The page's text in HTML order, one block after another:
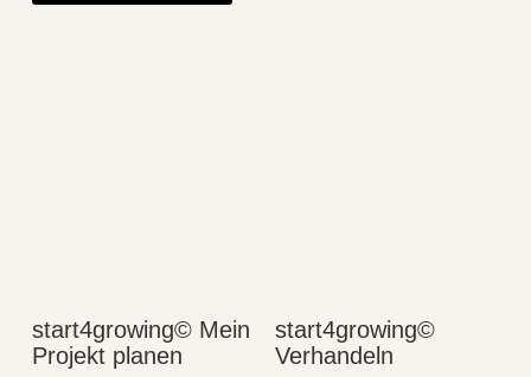
weist
gewählt
start4growing© Mein
Projekt planen
start4growing©
Verhandeln